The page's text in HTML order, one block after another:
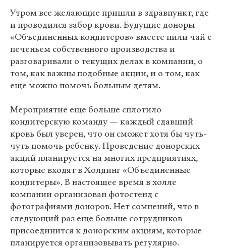
Утром все желающие пришли в здравпункт, где
и проводился забор крови. Будущие доноры
«Объединенных кондитеров» вместе пили чай с
печеньем собственного производства и
разговаривали о текущих делах в компании, о
том, как важны подобные акции, и о том, как
еще можно помочь больным детям.
Мероприятие еще больше сплотило
кондитерскую команду — каждый сдавший
кровь был уверен, что он сможет хотя бы чуть-
чуть помочь ребенку. Проведение донорских
акций планируется на многих предприятиях,
которые входят в Холдинг «Объединенные
кондитеры». В настоящее время в холле
компании организован фотостенд с
фотографиями доноров. Нет сомнений, что в
следующий раз еще больше сотрудников
присоединится к донорским акциям, которые
планируется организовывать регулярно.